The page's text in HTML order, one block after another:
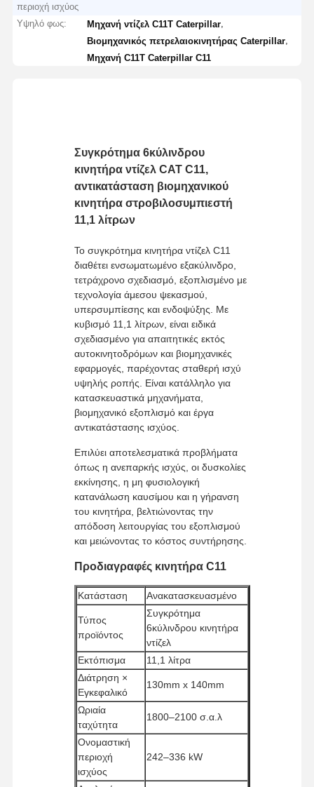
Αρχική
Σελίδα
Προϊόντα
περιοχή ισχύος
Υψηλό φως: Μηχανή ντίζελ C11T Caterpillar
Βιομηχανικός πετρελαιοκινητήρας Caterpillar
Μηχανή C11T Caterpillar C11
Συγκρότημα 6κύλινδρου
κινητήρα ντίζελ CAT C11,
αντικατάσταση βιομηχανικού
κινητήρα στροβιλοσυμπιεστή
11,1 λίτρων
Το συγκρότημα κινητήρα ντίζελ C11
διαθέτει ενσωματωμένο εξακύλινδρο,
τετράχρονο σχεδιασμό, εξοπλισμένο με
τεχνολογία άμεσου ψεκασμού,
υπερσυμπίεσης και ενδοψύξης. Με
κυβισμό 11,1 λίτρων, είναι ειδικά
σχεδιασμένο για απαιτητικές εκτός
αυτοκινητοδρόμων και βιομηχανικές
εφαρμογές, παρέχοντας σταθερή ισχύ
υψηλής ροπής. Είναι κατάλληλο για
κατασκευαστικά μηχανήματα,
βιομηχανικό εξοπλισμό και έργα
αντικατάστασης ισχύος.
Επιλύει αποτελεσματικά προβλήματα
όπως η ανεπαρκής ισχύς, οι δυσκολίες
εκκίνησης, η μη φυσιολογική
κατανάλωση καυσίμου και η γήρανση
του κινητήρα, βελτιώνοντας την
απόδοση λειτουργίας του εξοπλισμού
και μειώνοντας το κόστος συντήρησης.
Προδιαγραφές κινητήρα C11
Κατάσταση Ανακατασκευασμένο
Τύπος
προϊόντος
Συγκρότημα
6κύλινδρου κινητήρα
ντίζελ
Εκτόπισμα
11,1 λίτρα
Διάτρηση ×
Εγκεφαλικό
130mm x 140mm
Ωριαία
ταχύτητα
1800–2100 σ.α.λ
Ονομαστική
περιοχή
ισχύος
242–336 kW